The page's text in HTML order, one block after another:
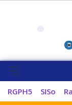
RGPH5 SISo